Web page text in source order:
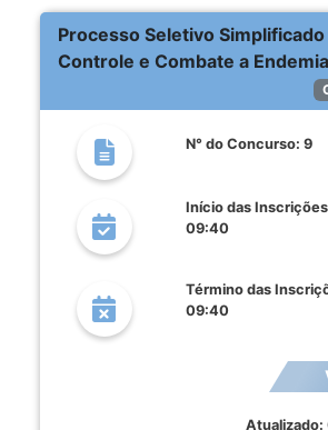
Processo Seletivo
Controle e Combate a
N° do Concurso: 9
Início das
09:40
Término das
09:40
Atualizado: